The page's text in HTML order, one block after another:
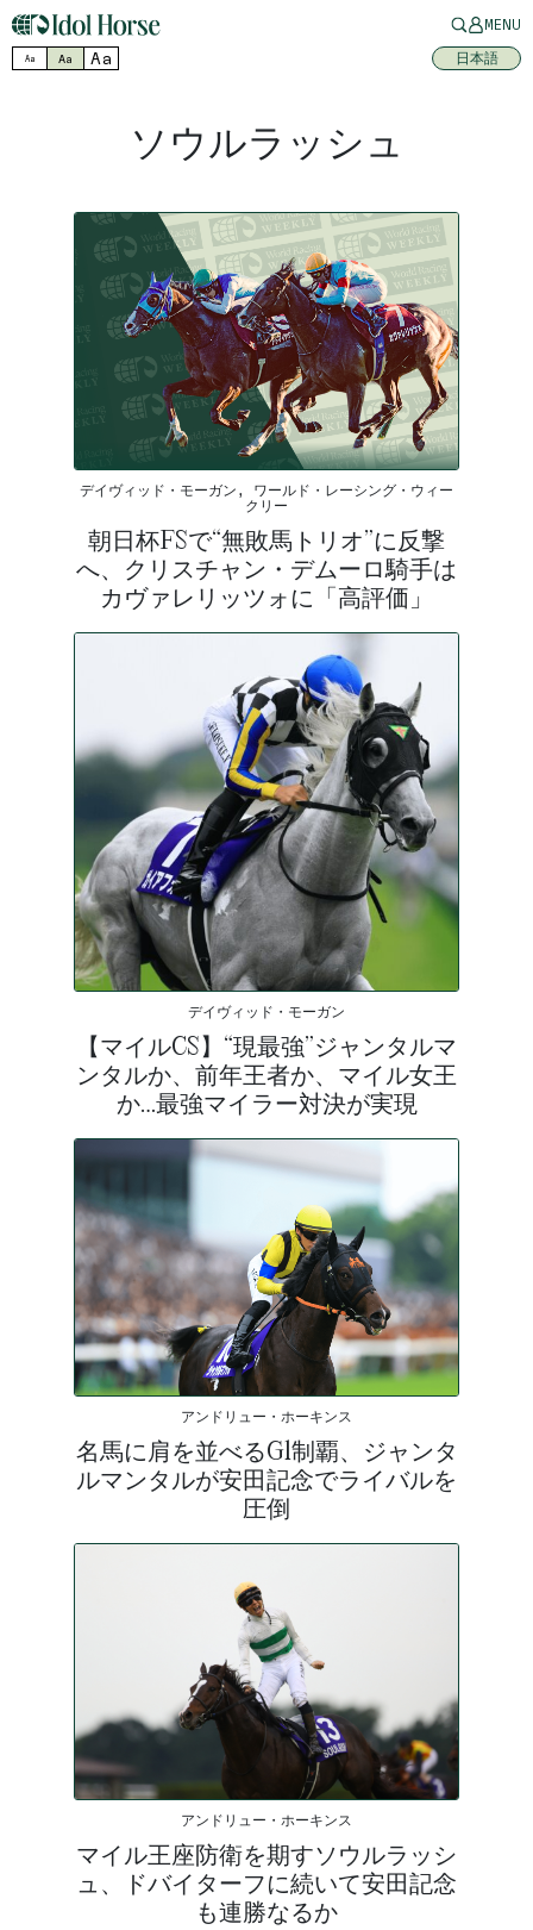
MENU
Aa Aa Aa 日本語
ソウルラッシュ
デイヴィッド・モーガン, ワールド・レーシング・ウィー
クリー
朝日杯FSで“無敗馬トリオ”に反撃
へ、クリスチャン・デムーロ騎手は
カヴァレリッツォに「高評価」
デイヴィッド・モーガン
【マイルCS】“現最強”ジャンタルマ
ンタルか、前年王者か、マイル女王
か…最強マイラー対決が実現
アンドリュー・ホーキンス
名馬に肩を並べるG1制覇、ジャンタ
ルマンタルが安田記念でライバルを
圧倒
アンドリュー・ホーキンス
マイル王座防衛を期すソウルラッシ
ュ、ドバイターフに続いて安田記念
も連勝なるか